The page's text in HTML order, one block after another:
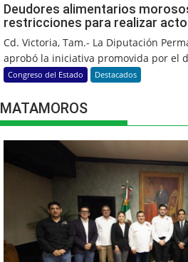
Deudores alimentarios
restricciones para realizar
Cd. Victoria, Tam.- La Diputación
aprobó la iniciativa promovida por el
Congreso del Estado Destacados
MATAMOROS